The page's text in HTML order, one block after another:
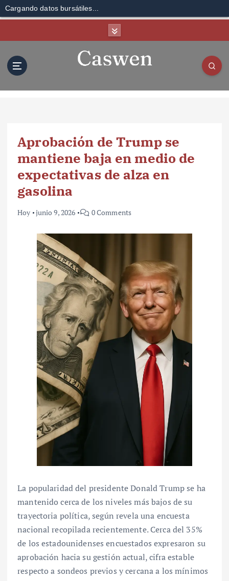
Cargando datos bursátiles...
Aprobación de Trump se
mantiene baja en medio de
expectativas de alza en
gasolina
Hoy junio 9, 2026 0 Comments
La popularidad del presidente Donald Trump se ha
mantenido cerca de los niveles más bajos de su
trayectoria política, según revela una encuesta
nacional recopilada recientemente. Cerca del 35%
de los estadounidenses encuestados expresaron su
aprobación hacia su gestión actual, cifra estable
respecto a sondeos previos y cercana a los mínimos